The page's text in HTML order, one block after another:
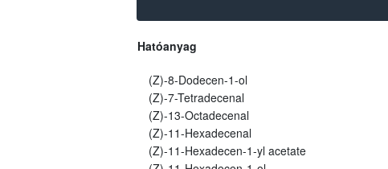
Hatóanyag
(Z)-8-Dodecen-1-ol
(Z)-7-Tetradecenal
(Z)-13-Octadecenal
(Z)-11-Hexadecenal
(Z)-11-Hexadecen-1-yl acetate